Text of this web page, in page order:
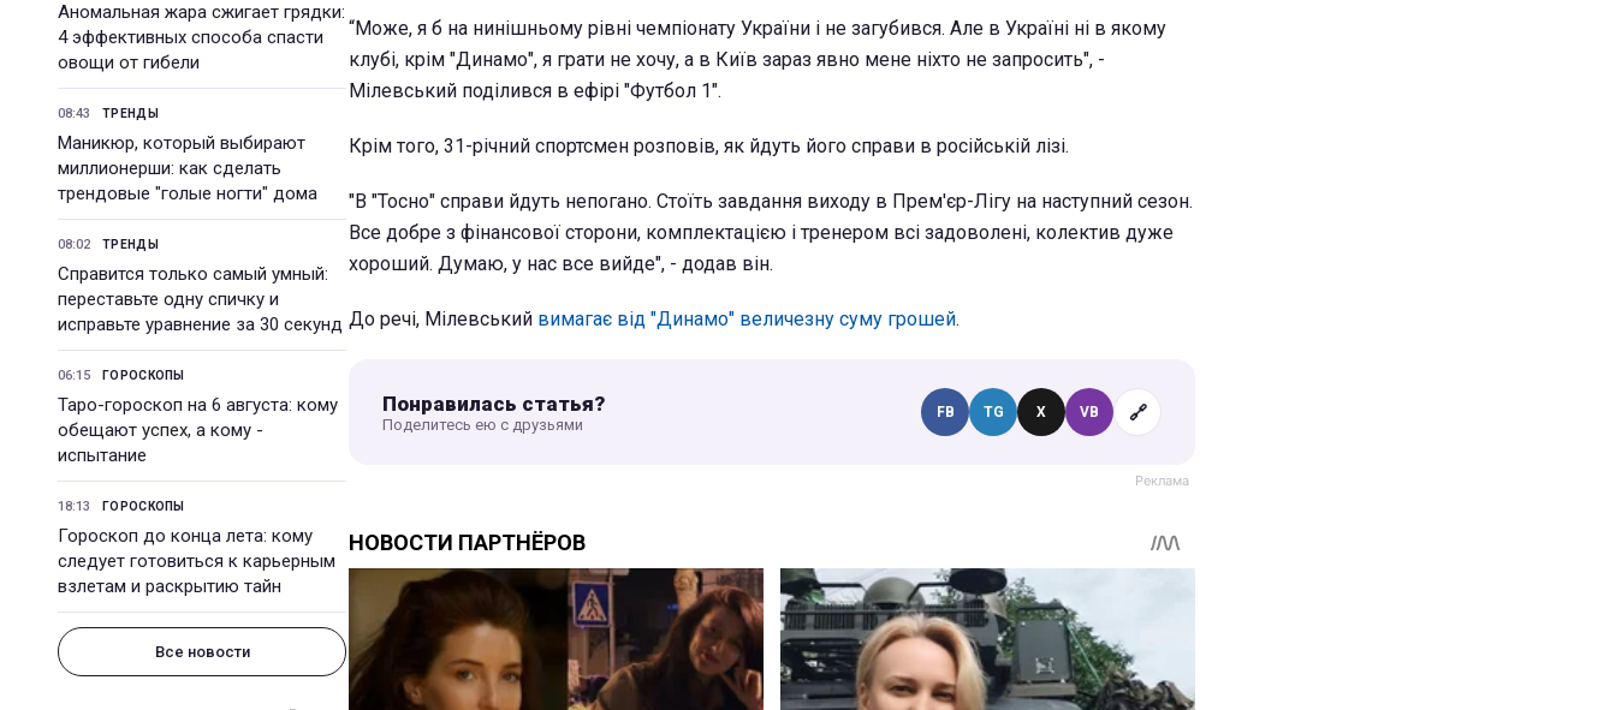
Аномальная жара сжигает грядки:
4 эффективных способа спасти
овощи от гибели
08:43 ТРЕНДЫ
Маникюр, который выбирают
миллионерши: как сделать
трендовые "голые ногти" дома
08:02 ТРЕНДЫ
Справится только самый умный:
переставьте одну спичку и
исправьте уравнение за 30 секунд
06:15 ГОРОСКОПЫ
Таро-гороскоп на 6 августа: кому
обещают успех, а кому -
испытание
18:13 ГОРОСКОПЫ
Гороскоп до конца лета: кому
следует готовиться к карьерным
взлетам и раскрытию тайн
Все новости
“Може, я б на нинішньому рівні чемпіонату України і не загубився. Але в Україні ні в якому
клубі, крім "Динамо", я грати не хочу, а в Київ зараз явно мене ніхто не запросить", -
Мілевський поділився в ефірі "Футбол 1".
Крім того, 31-річний спортсмен розповів, як йдуть його справи в російській лізі.
"В "Тосно" справи йдуть непогано. Стоїть завдання виходу в Прем'єр-Лігу на наступний сезон.
Все добре з фінансової сторони, комплектацією і тренером всі задоволені, колектив дуже
хороший. Думаю, у нас все вийде", - додав він.
До речі, Мілевський вимагає від "Динамо" величезну суму грошей.
Понравилась статья?
Поделитесь ею с друзьями
FB TG X VB 🔗